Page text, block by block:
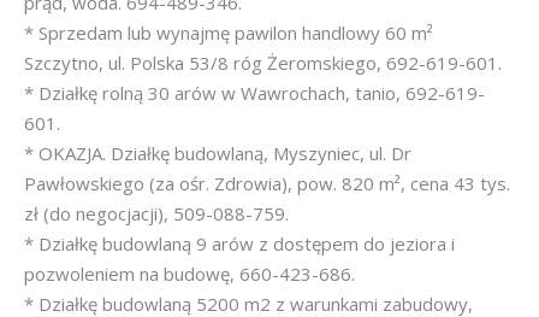
* Sprzedam lub wynajmę pawilon handlowy 60 m²
Szczytno, ul. Polska 53/8 róg Żeromskiego, 692-619-601.
* Działkę rolną 30 arów w Wawrochach, tanio, 692-619-
601.
* OKAZJA. Działkę budowlaną, Myszyniec, ul. Dr
Pawłowskiego (za ośr. Zdrowia), pow. 820 m², cena 43 tys.
zł (do negocjacji), 509-088-759.
* Działkę budowlaną 9 arów z dostępem do jeziora i
pozwoleniem na budowę, 660-423-686.
* Działkę budowlaną 5200 m2 z warunkami zabudowy,